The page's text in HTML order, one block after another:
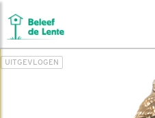
UITGEVLOGEN